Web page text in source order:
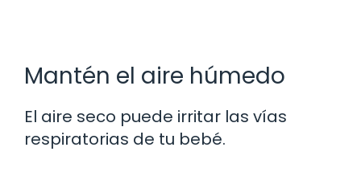
Mantén el aire húmedo
El aire seco puede irritar las vías
respiratorias de tu bebé.